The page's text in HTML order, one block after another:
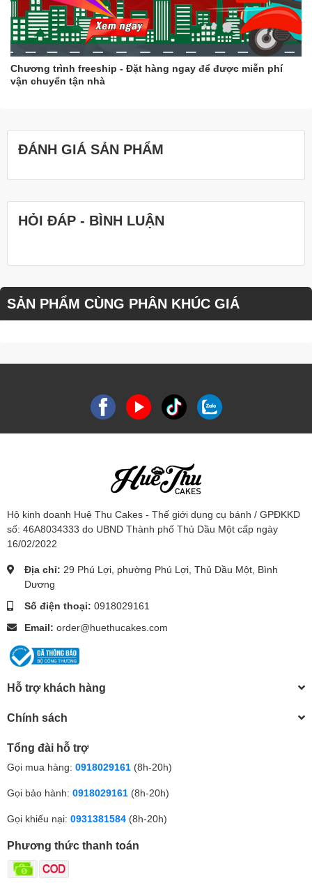
Chương trình freeship - Đặt hàng ngay để được miễn phí
vận chuyển tận nhà
ĐÁNH GIÁ SẢN PHẨM
HỎI ĐÁP - BÌNH LUẬN
SẢN PHẨM CÙNG PHÂN KHÚC GIÁ
Hộ kinh doanh Huệ Thu Cakes - Thế giới dụng cụ bánh / GPĐKKD
số: 46A8034333 do UBND Thành phố Thủ Dầu Một cấp ngày
16/02/2022
Địa chỉ: 29 Phú Lợi, phường Phú Lợi, Thủ Dầu Một, Bình
Dương
Số điện thoại: 0918029161
Email: order@huethucakes.com
Hỗ trợ khách hàng
Chính sách
Tổng đài hỗ trợ
Gọi mua hàng: 0918029161 (8h-20h)
Gọi bảo hành: 0918029161 (8h-20h)
Gọi khiếu nại: 0931381584 (8h-20h)
Phương thức thanh toán